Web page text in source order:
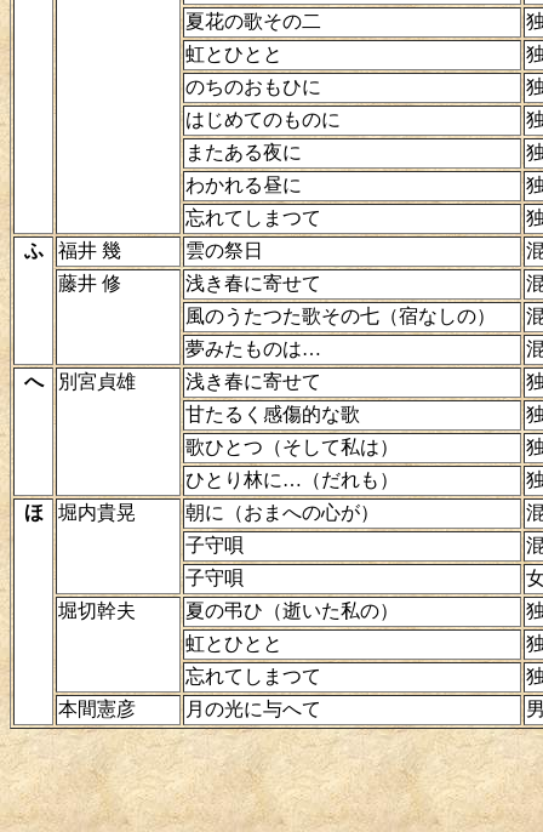
夏花の歌その二
虹とひとと
のちのおもひに
はじめてのものに
またある夜に
わかれる昼に
忘れてしまつて
ふ
福井 幾 雲の祭日
藤井 修
浅き春に寄せて
風のうたつた歌その七（宿なしの）
夢みたものは…
へ
別宮貞雄 浅き春に寄せて
甘たるく感傷的な歌
歌ひとつ（そして私は）
ひとり林に…（だれも）
ほ
堀内貴晃 朝に（おまへの心が）
子守唄
子守唄
堀切幹夫
夏の弔ひ（逝いた私の）
虹とひとと
忘れてしまつて
本間憲彦
月の光に与へて